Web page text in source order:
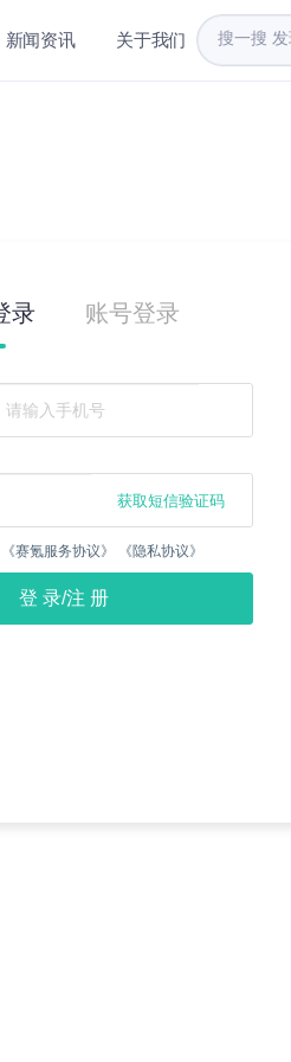
新闻资讯 关于我们
录 账号登录
获取短信验证码
《赛氪服务协议》 《隐私协议》